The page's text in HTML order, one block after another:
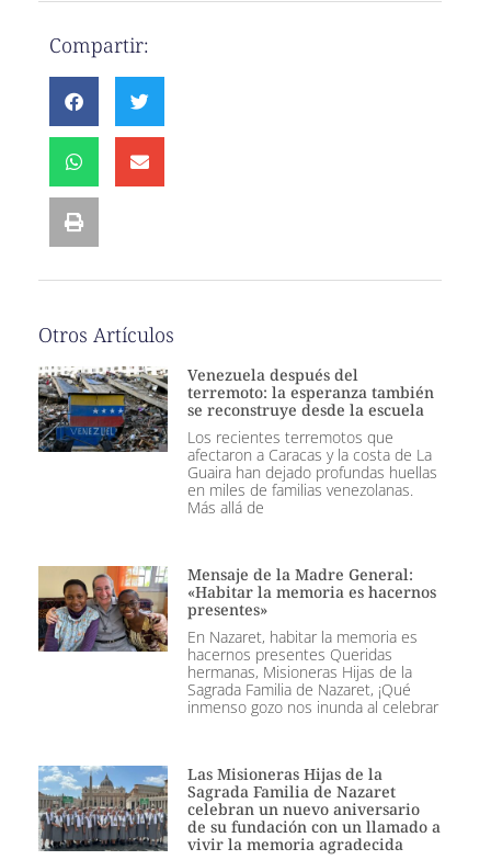
Compartir:
Otros Artículos
Venezuela después del
terremoto: la esperanza también
se reconstruye desde la escuela
Los recientes terremotos que
afectaron a Caracas y la costa de La
Guaira han dejado profundas huellas
en miles de familias venezolanas.
Más allá de
Mensaje de la Madre General:
«Habitar la memoria es hacernos
presentes»
En Nazaret, habitar la memoria es
hacernos presentes Queridas
hermanas, Misioneras Hijas de la
Sagrada Familia de Nazaret, ¡Qué
inmenso gozo nos inunda al celebrar
Las Misioneras Hijas de la
Sagrada Familia de Nazaret
celebran un nuevo aniversario
de su fundación con un llamado a
vivir la memoria agradecida